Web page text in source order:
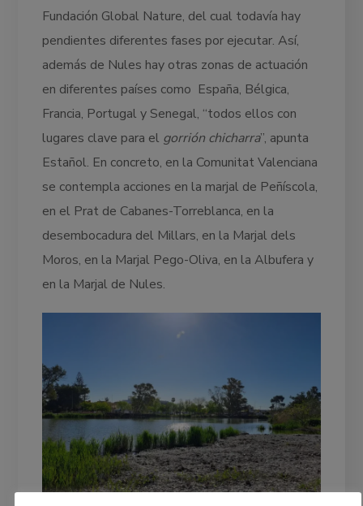
Fundación Global Nature, del cual todavía hay
pendientes diferentes fases por ejecutar. Así,
además de Nules hay otras zonas de actuación
en diferentes países como España, Bélgica,
Francia, Portugal y Senegal, “todos ellos con
lugares clave para el gorrión chicharra”, apunta
Estañol. En concreto, en la Comunitat Valenciana
se contempla acciones en la marjal de Peñíscola,
en el Prat de Cabanes-Torreblanca, en la
desembocadura del Millars, en la Marjal dels
Moros, en la Marjal Pego-Oliva, en la Albufera y
en la Marjal de Nules.